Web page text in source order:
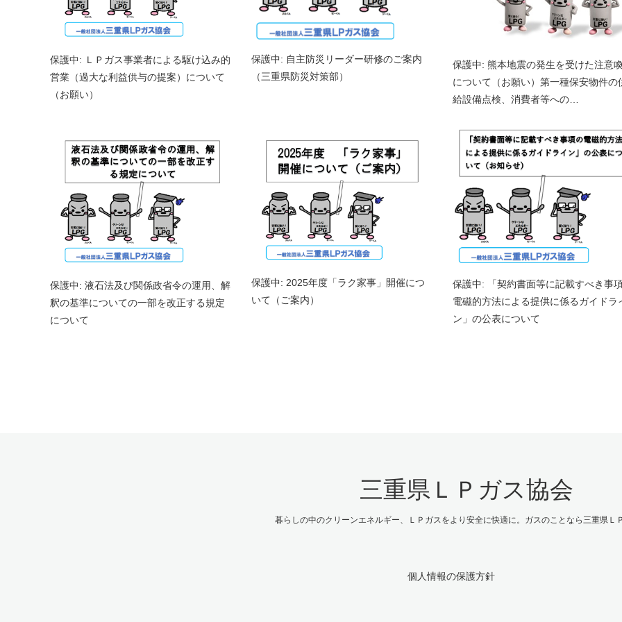
保護中: ＬＰガス事業者による駆け込み的
営業（過大な利益供与の提案）について
（お願い）
保護中: 自主防災リーダー研修のご案内
（三重県防災対策部）
保護中: 熊本地震の発生を受けた注意
について（お願い）第一種保安物件の
給設備点検、消費者等への…
保護中: 液石法及び関係政省令の運用、解
釈の基準についての一部を改正する規定
について
保護中: 2025年度「ラク家事」開催につ
いて（ご案内）
保護中: 「契約書面等に記載すべき事
電磁的方法による提供に係るガイドラ
ン」の公表について
三重県ＬＰガス協会
暮らしの中のクリーンエネルギー、ＬＰガスをより安全に快適に。ガスのことなら三重県Ｌ
個人情報の保護方針